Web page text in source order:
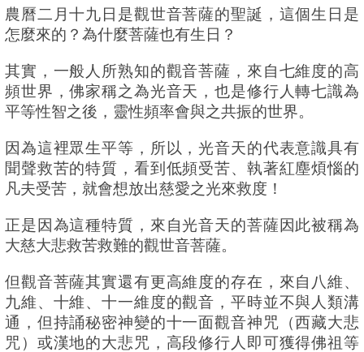
農曆二月十九日是觀世音菩薩的聖誕，這個生日是
怎麼來的？為什麼菩薩也有生日？
其實，一般人所熟知的觀音菩薩，來自七維度的高
頻世界，佛家稱之為光音天，也是修行人轉七識為
平等性智之後，靈性頻率會與之共振的世界。
因為這裡眾生平等，所以，光音天的代表意識具有
聞聲救苦的特質，看到低頻受苦、執著紅塵煩惱的
凡夫受苦，就會想放出慈愛之光來救度！
正是因為這種特質，來自光音天的菩薩因此被稱為
大慈大悲救苦救難的觀世音菩薩。
但觀音菩薩其實還有更高維度的存在，來自八維、
九維、十維、十一維度的觀音，平時並不與人類溝
通，但持誦秘密神變的十一面觀音神咒（西藏大悲
咒）或漢地的大悲咒，高段修行人即可獲得佛祖等